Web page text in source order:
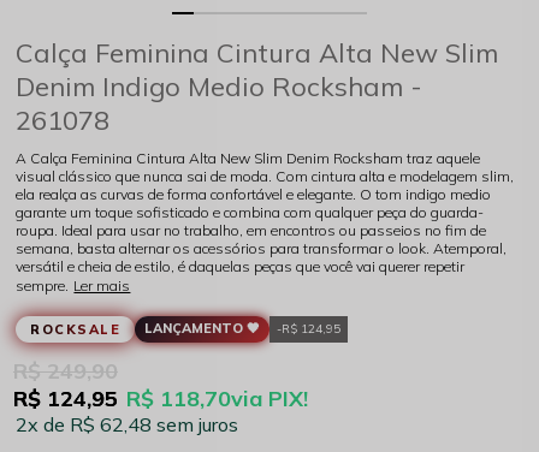
Calça Feminina Cintura Alta New Slim
Denim Indigo Medio Rocksham -
261078
A Calça Feminina Cintura Alta New Slim Denim Rocksham traz aquele
visual clássico que nunca sai de moda. Com cintura alta e modelagem slim,
ela realça as curvas de forma confortável e elegante. O tom indigo medio
garante um toque sofisticado e combina com qualquer peça do guarda-
roupa. Ideal para usar no trabalho, em encontros ou passeios no fim de
semana, basta alternar os acessórios para transformar o look. Atemporal,
versátil e cheia de estilo, é daquelas peças que você vai querer repetir
sempre. Ler mais
ROCKSALE LANÇAMENTO 🖤 R$ 124,95
R$ 118,70via PIX!
R$ 249,90
R$ 124,95
2x R$ 62,48sem juros